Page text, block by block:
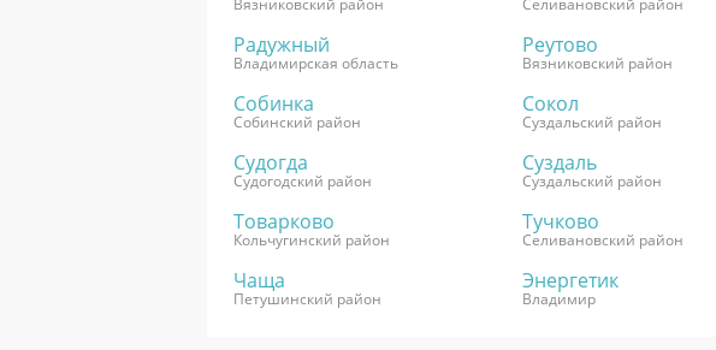
Вязниковский район Селивановский район
Радужный
Владимирская область
Реутово
Вязниковский район
Собинка
Собинский район
Сокол
Суздальский район
Судогда
Судогодский район
Суздаль
Суздальский район
Товарково
Кольчугинский район
Тучково
Селивановский район
Чаща
Петушинский район
Энергетик
Владимир